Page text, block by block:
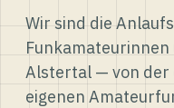
Wir sind die
Alstertal — von der
eigenen